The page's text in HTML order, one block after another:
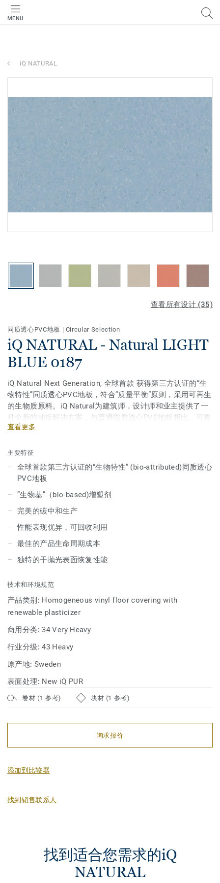
MENU
iQ NATURAL
查看所有设计 (35)
同质透心PVC地板 | Circular Selection
iQ NATURAL - Natural LIGHT
BLUE 0187
iQ Natural Next Generation, 全球首款 获得第三方认证的“生
物特性”同质透心PVC地板，符合“质量平衡”原则，采用可再生
的生物质原料。iQ Natural为建筑师，设计师和业主提供了一
种全新的地板解决方案，与普通同质透心PVC地板相比，可将
温室气体排放量减少50％。 iQ Natural是市场上碳足迹最低的
查看更多
主要特征
全球首款第三方认证的“生物特性” (bio-attributed)同质透心
PVC地板
”生物基”（bio-based)增塑剂
完美的碳中和生产
性能表现优异，可回收利用
最佳的产品生命周期成本
独特的干抛光表面恢复性能
技术和环境规范
产品类别: Homogeneous vinyl floor covering with
renewable plasticizer
商用分类:34 Very Heavy
行业分级:43 Heavy
原产地: Sweden
表面处理: New iQ PUR
卷材 (1 参考) 块材 (1 参考)
询求报价
添加到比较器
找到销售联系人
找到适合您需求的iQ
NATURAL